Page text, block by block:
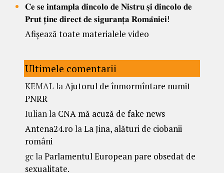
𝐂𝐞 𝐬𝐞 𝐢𝐧𝐭𝐚𝐦𝐩𝐥𝐚 𝐝𝐢𝐧𝐜𝐨𝐥𝐨 𝐝𝐞 𝐍𝐢𝐬𝐭𝐫𝐮 𝐬̦𝐢 𝐝𝐢𝐧𝐜𝐨𝐥𝐨 𝐝𝐞
𝐏𝐫𝐮𝐭 𝐭̦𝐢𝐧𝐞 𝐝𝐢𝐫𝐞𝐜𝐭 𝐝𝐞 𝐬𝐢𝐠𝐮𝐫𝐚𝐧𝐭̦𝐚 𝐑𝐨𝐦𝐚̂𝐧𝐢𝐞𝐢!
Afișează toate materialele video
Ultimele comentarii
KEMAL laAjutorul de înmormîntare numit
PNRR
Iulianla CNA mă acuză de fake news
Antena24.ro laLa Jina, alături de ciobanii
români
gclaParlamentul European pare obsedat de
sexualitate.